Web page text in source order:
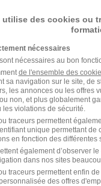
Soignant -
Carrière Santé
- 83 CDD 2 000 - 2
jours
Soignant H/F
Medical
utilise des cookies ou
nécessaires
nécessaires au bon
de l'ensemble des
sa navigation sur le site, de
les annonces ou les offres
non, et plus globalement
violations de sécurité.
traceurs permettent
unique permettant de
en fonction des différentes
également d’observer
dans nos sites
traceurs permettent enfin
des offres